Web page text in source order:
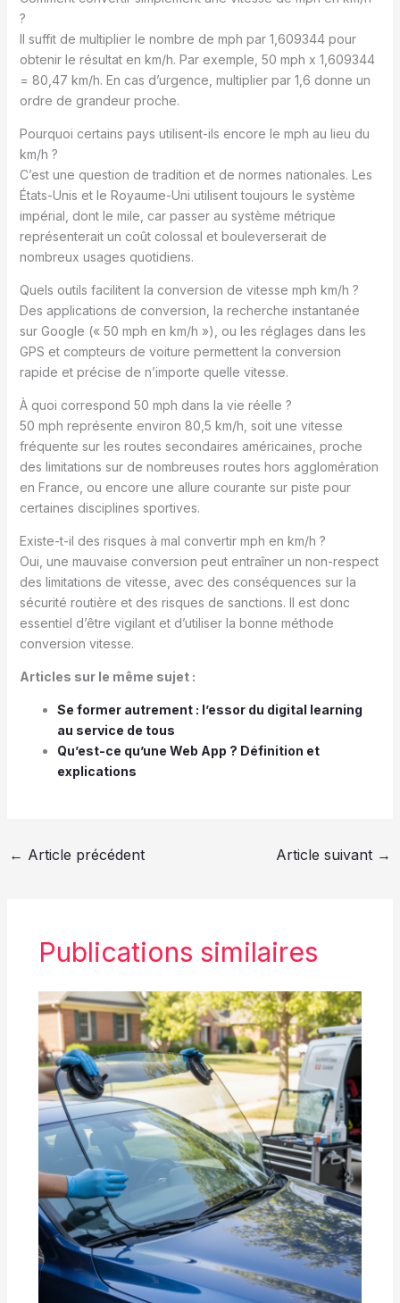
?
Il suffit de multiplier le nombre de mph par 1,609344 pour
obtenir le résultat en km/h. Par exemple, 50 mph x 1,609344
= 80,47 km/h. En cas d’urgence, multiplier par 1,6 donne un
ordre de grandeur proche.
Pourquoi certains pays utilisent-ils encore le mph au lieu du
km/h ?
C’est une question de tradition et de normes nationales. Les
États-Unis et le Royaume-Uni utilisent toujours le système
impérial, dont le mile, car passer au système métrique
représenterait un coût colossal et bouleverserait de
nombreux usages quotidiens.
Quels outils facilitent la conversion de vitesse mph km/h ?
Des applications de conversion, la recherche instantanée
sur Google (« 50 mph en km/h »), ou les réglages dans les
GPS et compteurs de voiture permettent la conversion
rapide et précise de n’importe quelle vitesse.
À quoi correspond 50 mph dans la vie réelle ?
50 mph représente environ 80,5 km/h, soit une vitesse
fréquente sur les routes secondaires américaines, proche
des limitations sur de nombreuses routes hors agglomération
en France, ou encore une allure courante sur piste pour
certaines disciplines sportives.
Existe-t-il des risques à mal convertir mph en km/h ?
Oui, une mauvaise conversion peut entraîner un non-respect
des limitations de vitesse, avec des conséquences sur la
sécurité routière et des risques de sanctions. Il est donc
essentiel d’être vigilant et d’utiliser la bonne méthode
conversion vitesse.
Articles sur le même sujet :
Se former autrement : l’essor du digital learning
au service de tous
Qu’est-ce qu’une Web App ? Définition et
explications
← Article précédent Article suivant →
Publications similaires